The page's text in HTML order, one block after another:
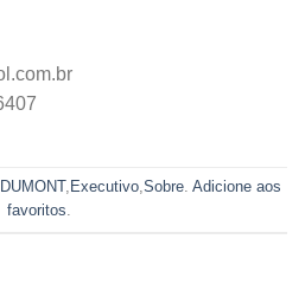
DUMONT, Executivo Sobre Adicione aos
favoritos